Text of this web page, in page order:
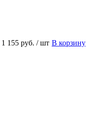
1 155 руб. / шт В корзину